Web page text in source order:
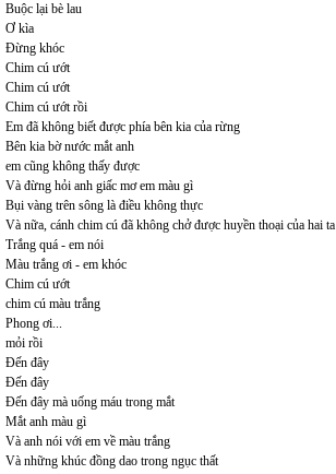
Buộc lại bè lau
Ơ kìa
Đừng khóc
Chim cú ướt
Chim cú ướt
Chim cú ướt rồi
Em đã không biết được phía bên kia của rừng
Bên kia bờ nước mắt anh
em cũng không thấy được
Và đừng hỏi anh giấc mơ em màu gì
Bụi vàng trên sông là điều không thực
Và nữa, cánh chim cú đã không chở được huyền thoại của hai ta
Trắng quá - em nói
Màu trắng ơi - em khóc
Chim cú ướt
chim cú màu trắng
Phong ơi...
mỏi rồi
Đến đây
Đến đây
Đến đây mà uống máu trong mắt
Mắt anh màu gì
Và anh nói với em về màu trắng
Và những khúc đồng dao trong ngục thất